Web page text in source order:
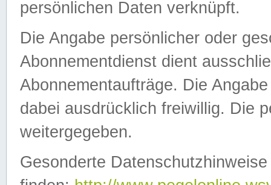
persönlichen Daten verknüpft.
Die Angabe persönlicher oder
Abonnementdienst dient
Abonnementaufträge. Die
dabei ausdrücklich freiwillig. Die
weitergegeben.
Gesonderte